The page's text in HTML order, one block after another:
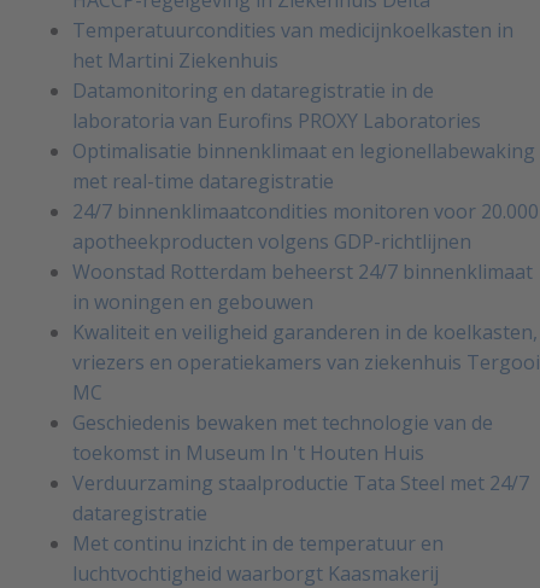
Temperatuurcondities van medicijnkoelkasten in
het Martini Ziekenhuis
Datamonitoring en dataregistratie in de
laboratoria van Eurofins PROXY Laboratories
Optimalisatie binnenklimaat en legionellabewaking
met real-time dataregistratie
24/7 binnenklimaatcondities monitoren voor 20.000
apotheekproducten volgens GDP-richtlijnen
Woonstad Rotterdam beheerst 24/7 binnenklimaat
in woningen en gebouwen
Kwaliteit en veiligheid garanderen in de koelkasten,
vriezers en operatiekamers van ziekenhuis Tergooi
MC
Geschiedenis bewaken met technologie van de
toekomst in Museum In 't Houten Huis
Verduurzaming staalproductie Tata Steel met 24/7
dataregistratie
Met continu inzicht in de temperatuur en
luchtvochtigheid waarborgt Kaasmakerij